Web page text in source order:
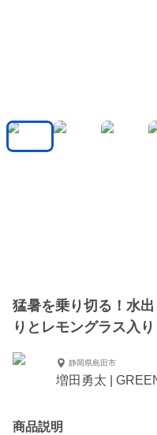
猛暑を乗り切る！水
りとレモングラス入り
静岡県島田市
増田勇太 |
商品説明